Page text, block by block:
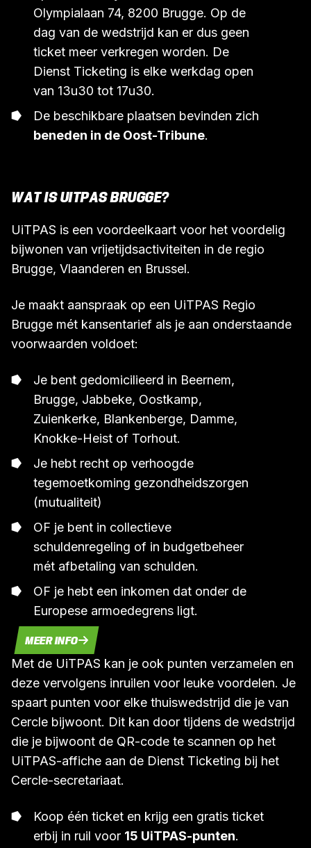
Olympialaan 74, 8200 Brugge. Op de
dag van de wedstrijd kan er dus geen
ticket meer verkregen worden. De
Dienst Ticketing is elke werkdag open
van 13u30 tot 17u30.
De beschikbare plaatsen bevinden zich
beneden in de Oost-Tribune.
WAT IS UITPAS BRUGGE?
UiTPAS is een voordeelkaart voor het voordelig
bijwonen van vrijetijdsactiviteiten in de regio
Brugge, Vlaanderen en Brussel.
Je maakt aanspraak op een UiTPAS Regio
Brugge mét kansentarief als je aan onderstaande
voorwaarden voldoet:
Je bent gedomicilieerd in Beernem,
Brugge, Jabbeke, Oostkamp,
Zuienkerke, Blankenberge, Damme,
Knokke-Heist of Torhout.
Je hebt recht op verhoogde
tegemoetkoming gezondheidszorgen
(mutualiteit)
OF je bent in collectieve
schuldenregeling of in budgetbeheer
mét afbetaling van schulden.
OF je hebt een inkomen dat onder de
Europese armoedegrens ligt.
MEER INFO
Met de UiTPAS kan je ook punten verzamelen en
deze vervolgens inruilen voor leuke voordelen. Je
spaart punten voor elke thuiswedstrijd die je van
Cercle bijwoont. Dit kan door tijdens de wedstrijd
die je bijwoont de QR-code te scannen op het
UiTPAS-affiche aan de Dienst Ticketing bij het
Cercle-secretariaat.
Koop één ticket en krijg een gratis ticket
erbij in ruil voor 15 UiTPAS-punten.